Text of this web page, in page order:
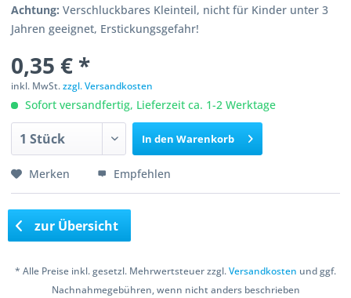
Achtung: Verschluckbares Kleinteil, nicht für Kinder unter 3
Jahren geeignet, Erstickungsgefahr!
0,35 € *
inkl. MwSt.zzgl. Versandkosten
Sofort versandfertig, Lieferzeit ca. 1-2 Werktage
In den Warenkorb
Merken Empfehlen
zur Übersicht
* Alle Preise inkl. gesetzl. Mehrwertsteuer zzgl.Versandkosten und ggf.
Nachnahmegebühren, wenn nicht anders beschrieben